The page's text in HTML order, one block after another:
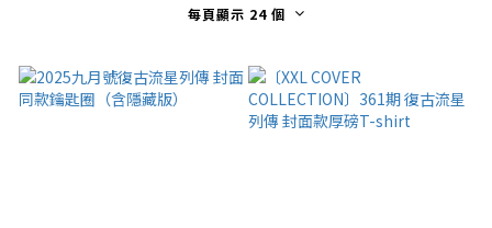
每頁顯示 24 個